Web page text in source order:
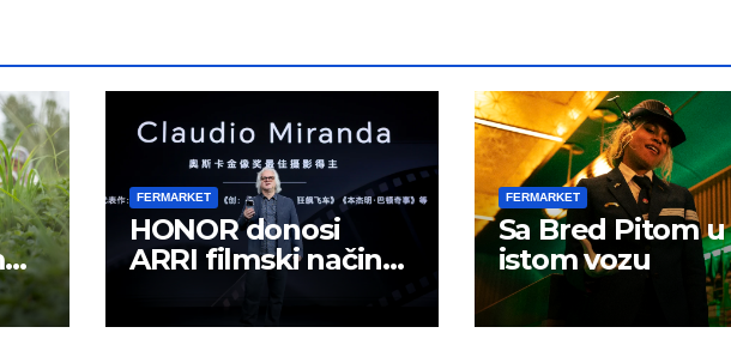
FERMARKET
HONOR donosi
ARRI filmski način
kreiranje sadržaja
FERMARKET
Sa Bred Pitom u
istom vozu